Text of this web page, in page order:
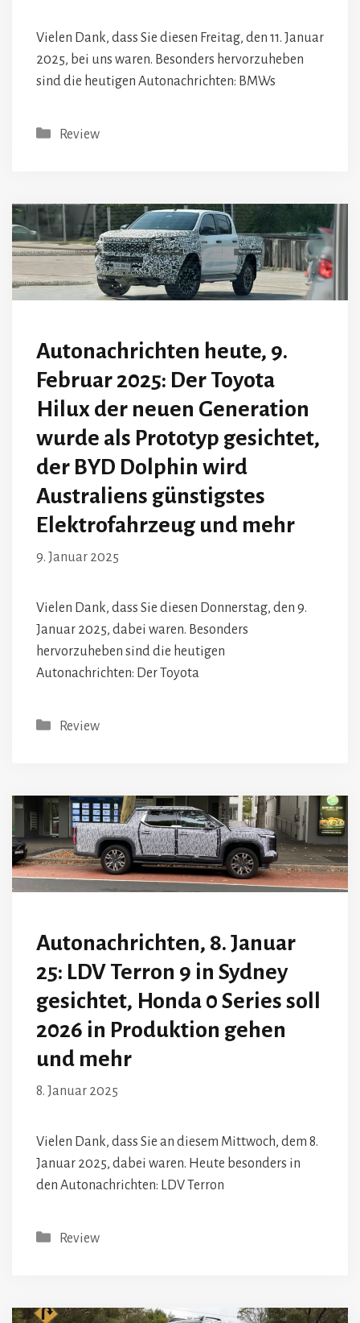
Vielen Dank, dass Sie diesen Freitag, den 11. Januar
2025, bei uns waren. Besonders hervorzuheben
sind die heutigen Autonachrichten: BMWs
Kategorien
Review
Autonachrichten heute, 9.
Februar 2025: Der Toyota
Hilux der neuen Generation
wurde als Prototyp gesichtet,
der BYD Dolphin wird
Australiens günstigstes
Elektrofahrzeug und mehr
9. Januar 2025
Vielen Dank, dass Sie diesen Donnerstag, den 9.
Januar 2025, dabei waren. Besonders
hervorzuheben sind die heutigen
Autonachrichten: Der Toyota
Kategorien
Review
Autonachrichten, 8. Januar
25: LDV Terron 9 in Sydney
gesichtet, Honda 0 Series soll
2026 in Produktion gehen
und mehr
8. Januar 2025
Vielen Dank, dass Sie an diesem Mittwoch, dem 8.
Januar 2025, dabei waren. Heute besonders in
den Autonachrichten: LDV Terron
Kategorien
Review